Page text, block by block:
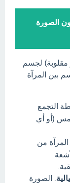
الصورة
لجسم
بين المرآة
التجمع
(أو أي
من
. الصورة